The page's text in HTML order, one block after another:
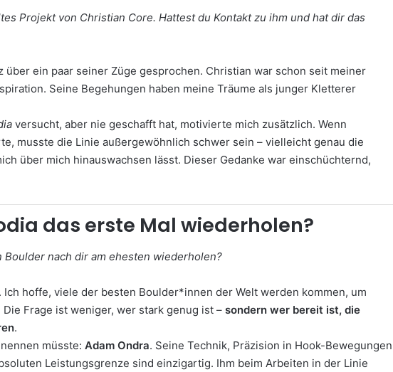
Projekt von Christian Core. Hattest du Kontakt zu ihm und hat dir das
über ein paar seiner Züge gesprochen. Christian war schon seit meiner
Seine Begehungen haben meine Träume als junger Kletterer
versucht, aber nie geschafft hat, motivierte mich zusätzlich. Wenn
musste die Linie außergewöhnlich schwer sein – vielleicht genau die
über mich hinauswachsen lässt. Dieser Gedanke war einschüchternd,
das erste Mal wiederholen?
Boulder nach dir am ehesten wiederholen?
Ich hoffe, viele der besten Boulder*innen der Welt werden kommen, um
Frage ist weniger, wer stark genug ist – sondern wer bereit ist, die
.
müsste: Adam Ondra. Seine Technik, Präzision in Hook-Bewegungen
Leistungsgrenze sind einzigartig. Ihm beim Arbeiten in der Linie